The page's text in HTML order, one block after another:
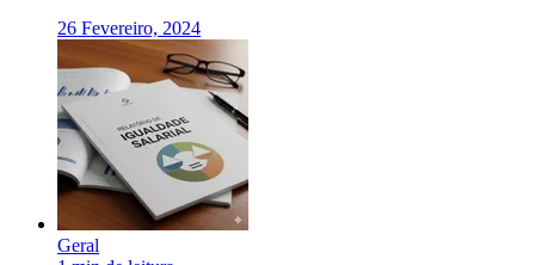
26 Fevereiro, 2024
Geral